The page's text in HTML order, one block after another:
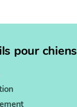
pour chiens